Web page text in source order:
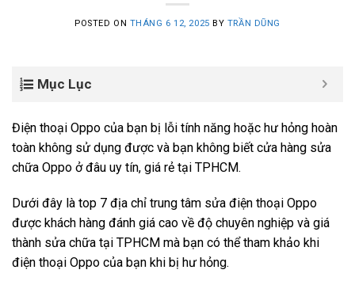
POSTED ON THÁNG 6 12, 2025 BY TRẦN DŨNG
Mục Lục
Điện thoại Oppo của bạn bị lỗi tính năng hoặc hư hỏng hoàn
toàn không sử dụng được và bạn không biết cửa hàng sửa
chữa Oppo ở đâu uy tín, giá rẻ tại TPHCM.
Dưới đây là top 7 địa chỉ trung tâm sửa điện thoại Oppo
được khách hàng đánh giá cao về độ chuyên nghiệp và giá
thành sửa chữa tại TPHCM mà bạn có thể tham khảo khi
điện thoại Oppo của bạn khi bị hư hỏng.